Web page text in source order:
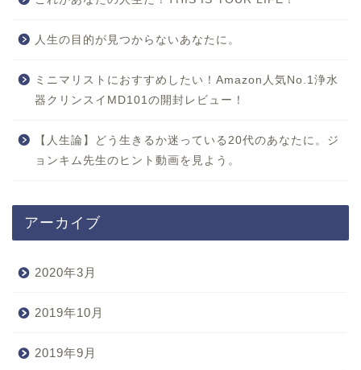
人生の目的が見つからないあなたに。
ミニマリストにおすすめしたい！Amazon人気No.1浄水
器クリンスイMD101の開封レビュー！
【人生論】どう生きるか迷っている20代のあなたに。ジ
ョンキム先生のヒント動画を見よう。
アーカイブ
2020年3月
2019年10月
2019年9月